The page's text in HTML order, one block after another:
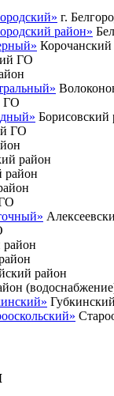
г.
район»
Корочанский
ГО
ГО
Борисовский
ГО
район
район
район
район